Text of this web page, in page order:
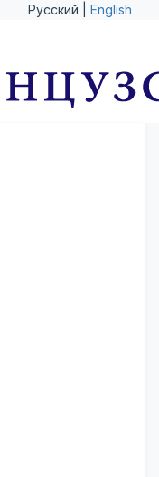
Русский | English